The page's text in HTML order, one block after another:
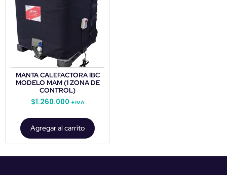
MANTA CALEFACTORA IBC
MODELO MAM (1 ZONA DE
CONTROL)
$1.260.000 +IVA
Agregar al carrito